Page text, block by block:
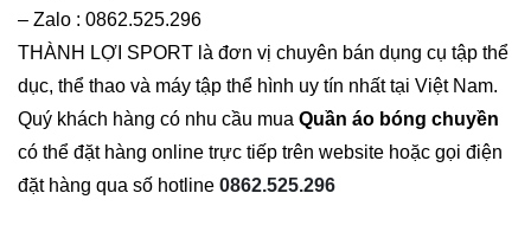
– Zalo : 0862.525.296
THÀNH LỢI SPORT là đơn vị chuyên bán dụng cụ tập thể
dục, thể thao và máy tập thể hình uy tín nhất tại Việt Nam.
Quý khách hàng có nhu cầu mua Quần áo bóng chuyền
có thể đặt hàng online trực tiếp trên website hoặc gọi điện
đặt hàng qua số hotline 0862.525.296